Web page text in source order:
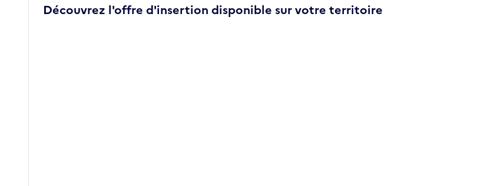
Découvrez l'offre d'insertion disponible sur votre territoire